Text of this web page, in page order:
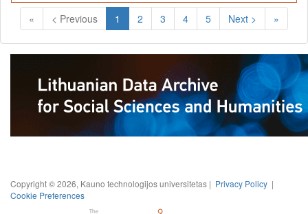
« < Previous 1 (Current)
2 3 4 5 Next > »
Copyright © 2026, Kauno technologijos universitetas | Privacy Policy |
Cookie Preferences